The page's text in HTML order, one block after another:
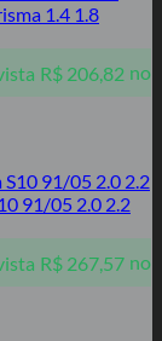
1.4 1.8
R$206,82 no
91/05 2.0 2.2
R$267,57 no